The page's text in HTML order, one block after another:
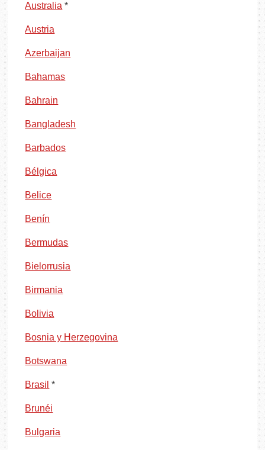
Australia *
Austria
Azerbaijan
Bahamas
Bahrain
Bangladesh
Barbados
Bélgica
Belice
Benín
Bermudas
Bielorrusia
Birmania
Bolivia
Bosnia y Herzegovina
Botswana
Brasil *
Brunéi
Bulgaria